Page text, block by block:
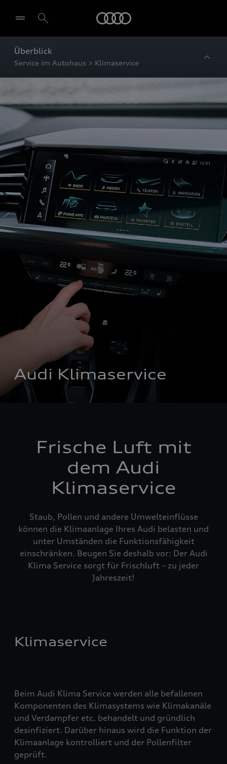
Überblick
Service im Autohaus > Klimaservice
Audi Klimaservice
Frische Luft mit
dem Audi
Klimaservice
Staub, Pollen und andere Umwelteinflüsse
können die Klimaanlage Ihres Audi belasten und
unter Umständen die Funktionsfähigkeit
einschränken. Beugen Sie deshalb vor: Der Audi
Klima Service sorgt für Frischluft – zu jeder
Jahreszeit!
Klimaservice
Beim Audi Klima Service werden alle befallenen
Komponenten des Klimasystems wie Klimakanäle
und Verdampfer etc. behandelt und gründlich
desinfiziert. Darüber hinaus wird die Funktion der
Klimaanlage kontrolliert und der Pollenfilter
geprüft.